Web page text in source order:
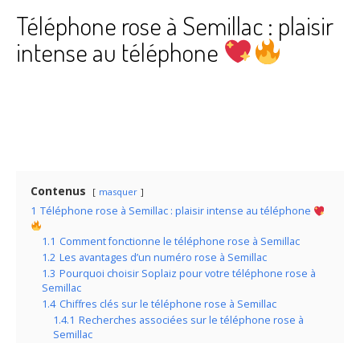
Téléphone rose à Semillac : plaisir
intense au téléphone
Contenus masquer
1 Téléphone rose à Semillac : plaisir intense au téléphone
1.1 Comment fonctionne le téléphone rose à Semillac
1.2 Les avantages d’un numéro rose à Semillac
1.3 Pourquoi choisir Soplaiz pour votre téléphone rose à
Semillac
1.4 Chiffres clés sur le téléphone rose à Semillac
1.4.1 Recherches associées sur le téléphone rose à
Semillac